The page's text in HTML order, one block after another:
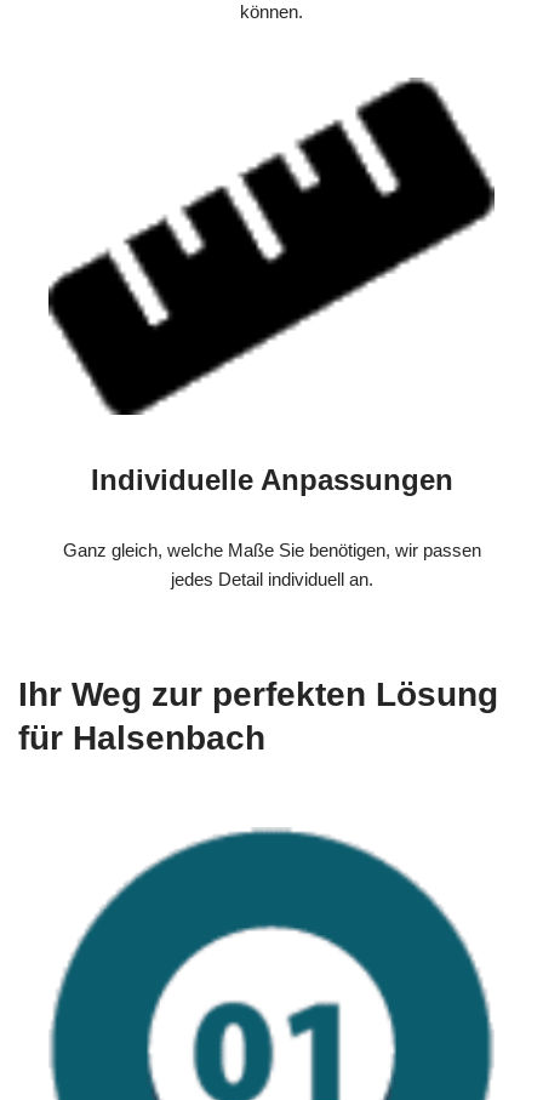
können.
Individuelle Anpassungen
Ganz gleich, welche Maße Sie benötigen, wir passen
jedes Detail individuell an.
Ihr Weg zur perfekten Lösung
für Halsenbach